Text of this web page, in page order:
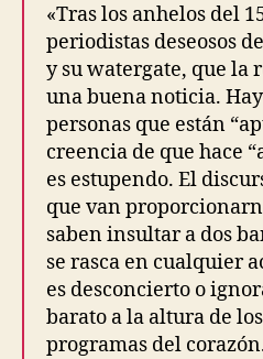
«Tras los anhelos del
periodistas deseosos
y su watergate, que la
una buena noticia.
personas que están
creencia de que hace
es estupendo. El
que van
saben insultar a dos
se rasca en cualquier
es desconcierto o
barato a la altura de
programas del